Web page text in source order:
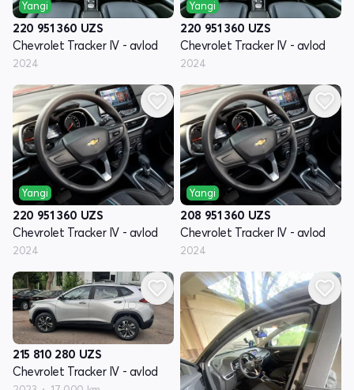
Yangi
220 951 360 UZS
Chevrolet Tracker IV - avlod
2024
Yangi
220 951 360 UZS
Chevrolet Tracker IV - avlod
2024
Yangi
220 951 360 UZS
Chevrolet Tracker IV - avlod
2024
Yangi
208 951 360 UZS
Chevrolet Tracker IV - avlod
2024
215 810 280 UZS
Chevrolet Tracker IV - avlod